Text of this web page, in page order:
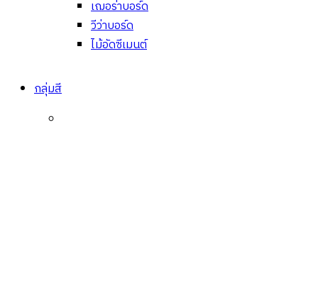
เฌอร่าบอร์ด
วีว่าบอร์ด
ไม้อัดซีเมนต์
กลุ่มสี